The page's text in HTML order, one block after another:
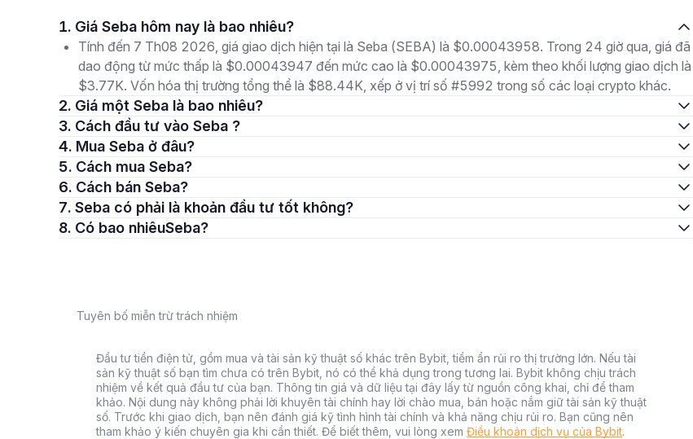
1. Giá Seba hôm nay là bao nhiêu?
Tính đến 7 Th08 2026, giá giao dịch hiện tại là Seba (SEBA) là $0.00043958. Trong 24 giờ qua, giá đã
dao động từ mức thấp là $0.00043947 đến mức cao là $0.00043975, kèm theo khối lượng giao dịch là
$3.77K. Vốn hóa thị trường tổng thể là $88.44K, xếp ở vị trí số #5992 trong số các loại crypto khác.
2. Giá một Seba là bao nhiêu?
3. Cách đầu tư vào Seba ?
4. Mua Seba ở đâu?
5. Cách mua Seba?
6. Cách bán Seba?
7. Seba có phải là khoản đầu tư tốt không?
8. Có bao nhiêuSeba?
Tuyên bố miễn trừ trách nhiệm
Đầu tư tiền điện tử, gồm mua và tài sản kỹ thuật số khác trên Bybit, tiềm ẩn rủi ro thị trường lớn. Nếu tài
sản kỹ thuật số bạn tìm chưa có trên Bybit, nó có thể khả dụng trong tương lai. Bybit không chịu trách
nhiệm về kết quả đầu tư của bạn. Thông tin giá và dữ liệu tại đây lấy từ nguồn công khai, chỉ để tham
khảo. Nội dung này không phải lời khuyên tài chính hay lời chào mua, bán hoặc nắm giữ tài sản kỹ thuật
số. Trước khi giao dịch, bạn nên đánh giá kỹ tình hình tài chính và khả năng chịu rủi ro. Bạn cũng nên
tham khảo ý kiến chuyên gia khi cần thiết. Để biết thêm, vui lòng xem Điều khoản dịch vụ của Bybit.